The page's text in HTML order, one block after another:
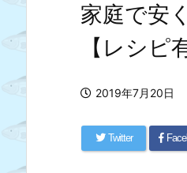
家庭で安
【レシピ
2019年7月20日
Twitter